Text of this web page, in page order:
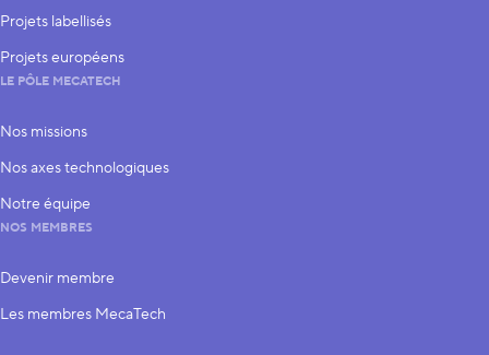
Projets labellisés
Projets européens
LE PÔLE MECATECH
Nos missions
Nos axes technologiques
Notre équipe
NOS MEMBRES
Devenir membre
Les membres MecaTech